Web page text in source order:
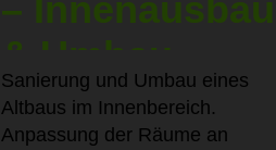
– Innenausbau
& Umbau
Sanierung und Umbau eines
Altbaus im Innenbereich.
Anpassung der Räume an